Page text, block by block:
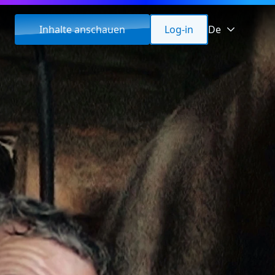
Inhalte anschauen Log-in De